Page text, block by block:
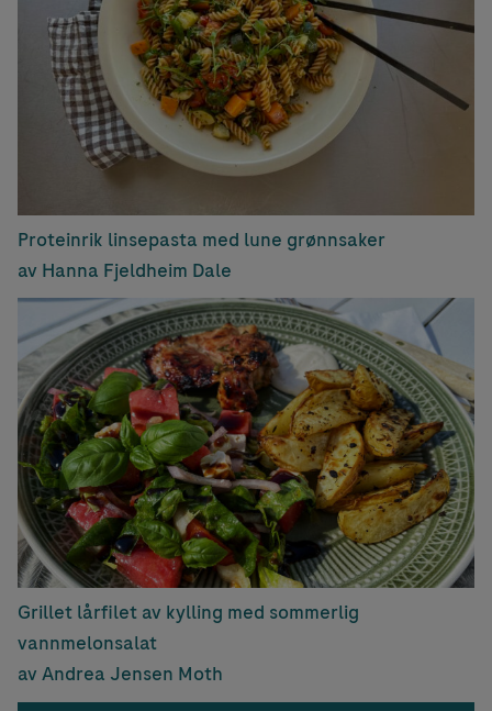
Proteinrik linsepasta med lune grønnsaker
av Hanna Fjeldheim Dale
Grillet lårfilet av kylling med sommerlig
vannmelonsalat
av Andrea Jensen Moth